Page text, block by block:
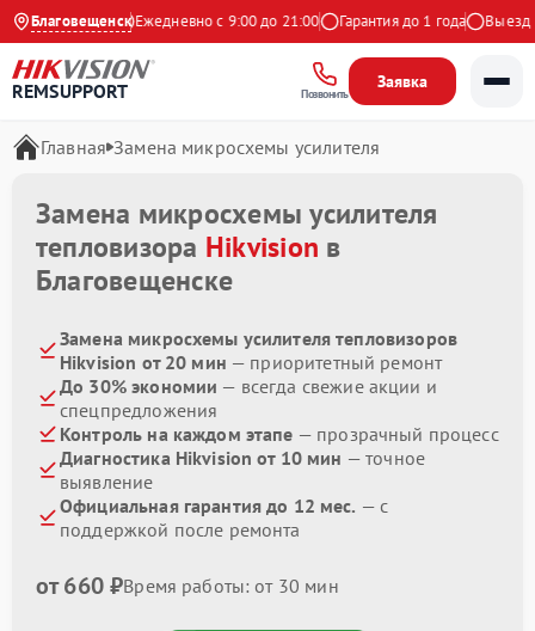
Благовещенск
4.9 на Яндекс Ежедневно с 9:00 до 21:00 Гарантия до 1 года Выезд
REMSUPPORT Позвонить
Заявка
Главная Замена микросхемы усилителя
Замена микросхемы усилителя
тепловизора Hikvision в
Благовещенске
Замена микросхемы усилителя тепловизоров
Hikvision от 20 мин — приоритетный ремонт
До 30% экономии — всегда свежие акции и
спецпредложения
Контроль на каждом этапе — прозрачный процесс
Диагностика Hikvision от 10 мин — точное
выявление
Официальная гарантия до 12 мес. — с
поддержкой после ремонта
от 660 ₽Время работы: от 30 мин